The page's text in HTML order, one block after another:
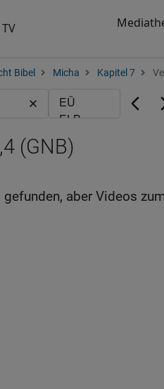
Bibel Micha Kapitel 7
(GNB)
aber Videos